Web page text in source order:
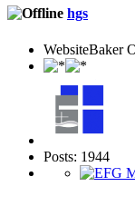
hgs
WebsiteBaker
Posts: 1944